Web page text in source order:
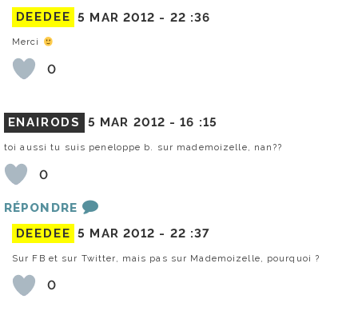
DEEDEE 5 MAR 2012 - 22 :36
Merci
0
ENAIRODS 5 MAR 2012 -16 :15
toi aussi tu suis peneloppe b. sur mademoizelle, nan??
0
RÉPONDRE
DEEDEE 5 MAR 2012 - 22 :37
Sur FB et sur Twitter, mais pas sur Mademoizelle, pourquoi ?
0